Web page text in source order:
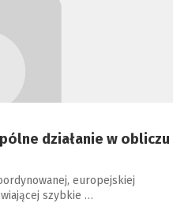
działanie w obliczu
europejskiej
szybkie …